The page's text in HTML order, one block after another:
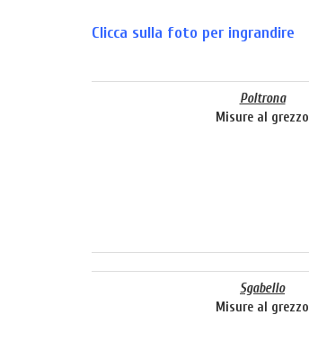
Clicca sulla foto per ingrandire
Poltrona
Misure al grezzo
Sgabello
Misure al grezzo